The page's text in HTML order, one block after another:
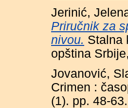
Jerinić,
Priručnik za
nivou. Stalna
opština
Jovanović,
Crimen :
(1). pp. 48-